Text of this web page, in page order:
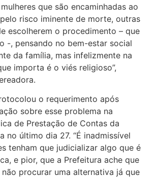
que são encaminhadas ao
risco iminente de morte, outras
escolherem o procedimento – que
-, pensando no bem-estar social
da família, mas infelizmente na
importa é o viés religioso”,
o requerimento após
sobre esse problema na
de Prestação de Contas da
no último dia 27. “É inadmissível
tenham que judicializar algo que é
e pior, que a Prefeitura ache que
procurar uma alternativa já que